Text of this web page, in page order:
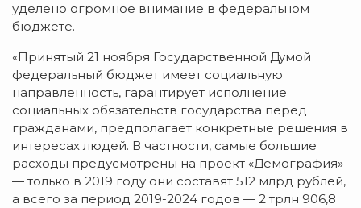
уделено огромное внимание в федеральном
бюджете.
«Принятый 21 ноября Государственной Думой
федеральный бюджет имеет социальную
направленность, гарантирует исполнение
социальных обязательств государства перед
гражданами, предполагает конкретные решения в
интересах людей. В частности, самые большие
расходы предусмотрены на проект «Демография»
— только в 2019 году они составят 512 млрд рублей,
а всего за период 2019-2024 годов — 2 трлн 906,8